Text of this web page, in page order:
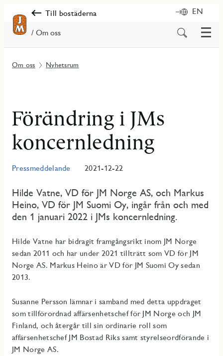
Till bostäderna EN
/ Om oss
Sök
innehåll
Meny
Om oss Nyhetsrum
Förändring i JMs
koncernledning
Pressmeddelande 2021-12-22
Hilde Vatne, VD för JM Norge AS, och Markus
Heino, VD för JM Suomi Oy, ingår från och med
den 1 januari 2022 i JMs koncernledning.
Hilde Vatne har bidragit framgångsrikt inom JM Norge
sedan 2011 och har under 2021 tillträtt som VD för JM
Norge AS. Markus Heino är VD för JM Suomi Oy sedan
2013.
Susanne Persson lämnar i samband med detta uppdraget
som tillförordnad affärsenhetschef för JM Norge och JM
Finland, och återgår till sin ordinarie roll som
affärsenhetschef JM Bostad Riks samt styrelseordförande i
JM Norge AS.